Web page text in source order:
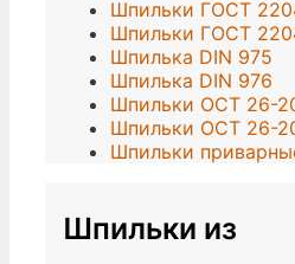
Шпильки ГОСТ
Шпильки ГОСТ
Шпилька DIN 975
Шпилька DIN 976
Шпильки ОСТ 26-
Шпильки ОСТ 26-
Шпильки
Шпильки из